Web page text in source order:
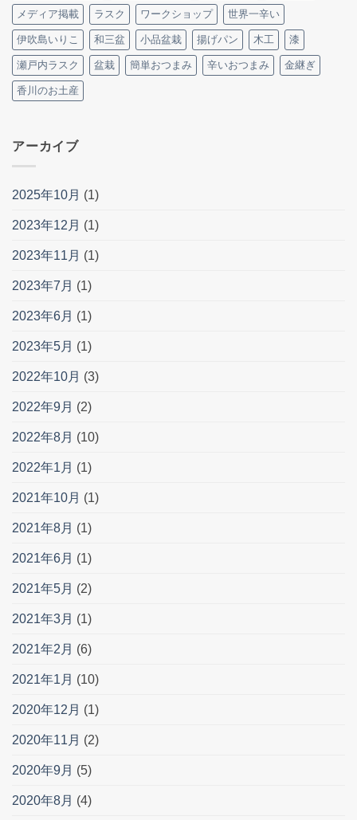
メディア掲載 ラスク ワークショップ 世界一辛い
伊吹島いりこ 和三盆 小品盆栽 揚げパン 木工 漆
瀬戸内ラスク 盆栽 簡単おつまみ 辛いおつまみ 金継ぎ
香川のお土産
アーカイブ
2025年10月 (1)
2023年12月 (1)
2023年11月 (1)
2023年7月 (1)
2023年6月 (1)
2023年5月 (1)
2022年10月 (3)
2022年9月 (2)
2022年8月 (10)
2022年1月 (1)
2021年10月 (1)
2021年8月 (1)
2021年6月 (1)
2021年5月 (2)
2021年3月 (1)
2021年2月 (6)
2021年1月 (10)
2020年12月 (1)
2020年11月 (2)
2020年9月 (5)
2020年8月 (4)